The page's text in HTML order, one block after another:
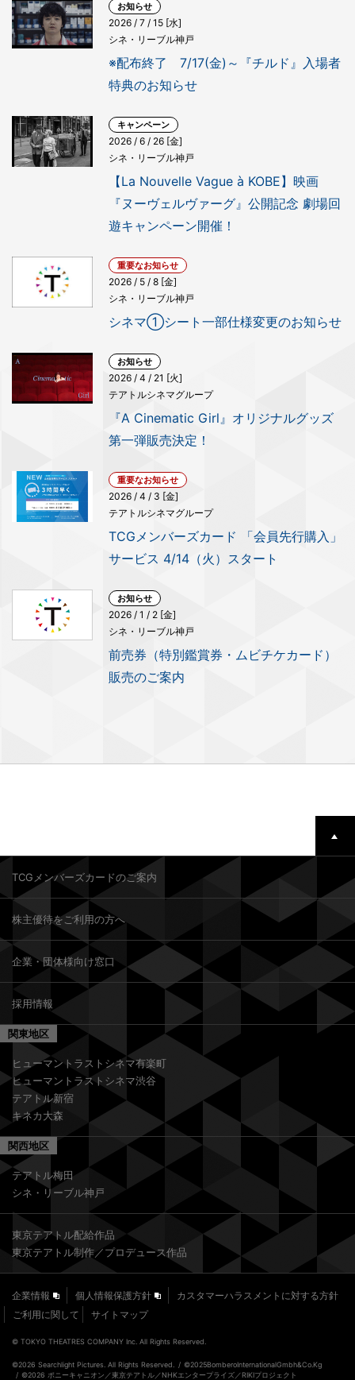
お知らせ
2026 / 7 / 15 [水]
シネ・リーブル神戸
※配布終了 7/17(金)～『チルド』入場者
特典のお知らせ
キャンペーン
2026 / 6 / 26 [金]
シネ・リーブル神戸
【La Nouvelle Vague à KOBE】映画
『ヌーヴェルヴァーグ』公開記念 劇場回
遊キャンペーン開催！
重要なお知らせ
2026 / 5 / 8 [金]
シネ・リーブル神戸
シネマ①シート一部仕様変更のお知らせ
お知らせ
2026 / 4 / 21 [火]
テアトルシネマグループ
『A Cinematic Girl』オリジナルグッズ
第一弾販売決定！
重要なお知らせ
2026 / 4 / 3 [金]
テアトルシネマグループ
TCGメンバーズカード 「会員先行購入」
サービス 4/14（火）スタート
お知らせ
2026 / 1 / 2 [金]
シネ・リーブル神戸
前売券（特別鑑賞券・ムビチケカード）
販売のご案内
TCGメンバーズカードのご案内
株主優待をご利用の方へ
企業・団体様向け窓口
採用情報
関東地区
ヒューマントラストシネマ有楽町
ヒューマントラストシネマ渋谷
テアトル新宿
キネカ大森
関西地区
テアトル梅田
シネ・リーブル神戸
東京テアトル配給作品
東京テアトル制作／プロデュース作品
企業情報 個人情報保護方針
カスタマーハラスメントに対する方針
ご利用に関して
サイトマップ
© TOKYO THEATRES COMPANY Inc. All Rights Reserved.
©2026 Searchlight Pictures. All Rights Reserved.
©2025BomberoInternationalGmbh&Co.Kg
©2026 ポニーキャニオン／東京テアトル／NHKエンタープライズ／RIKIプロジェクト